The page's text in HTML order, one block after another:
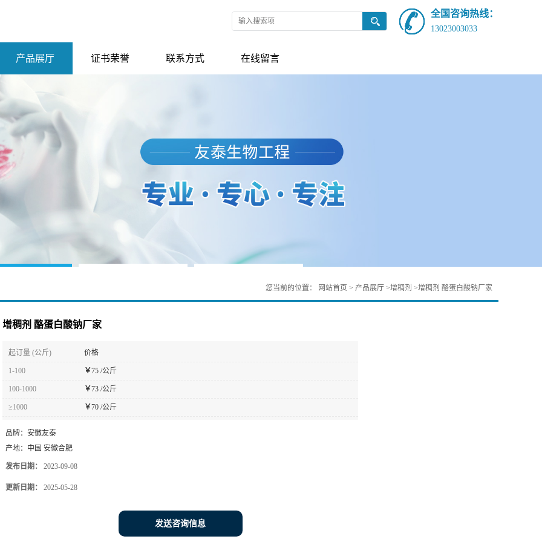
全国咨询热线：
13023003033
产品展厅 证书荣誉 联系方式 在线留言
您当前的位置： 网站首页 > 产品展厅 >增稠剂 >增稠剂 酪蛋白酸钠厂家
增稠剂 酪蛋白酸钠厂家
起订量 (公斤) 价格
1-100 ￥75 /公斤
100-1000 ￥73 /公斤
≥1000 ￥70 /公斤
品牌： 安徽友泰
产地： 中国 安徽合肥
发布日期： 2023-09-08
更新日期： 2025-05-28
发送咨询信息